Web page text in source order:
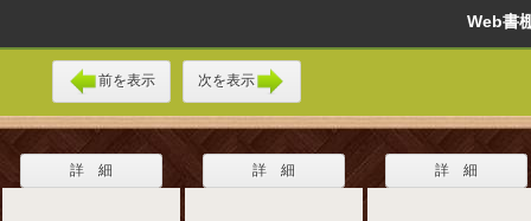
Web
前を表示 次を表示
詳 細 詳 細 詳 細